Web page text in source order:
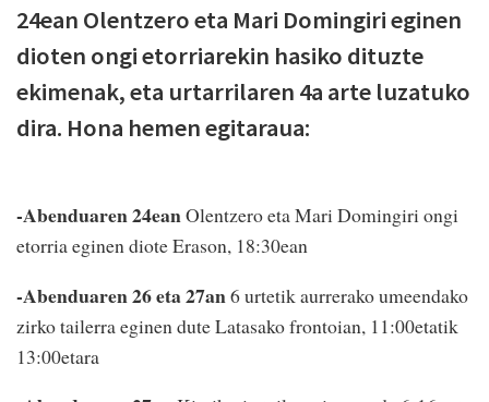
24ean Olentzero eta Mari Domingiri eginen
dioten ongi etorriarekin hasiko dituzte
ekimenak, eta urtarrilaren 4a arte luzatuko
dira. Hona hemen egitaraua:
-Abenduaren 24eanOlentzero eta Mari Domingiri ongi
etorria eginen diote Erason, 18:30ean
-Abenduaren 26 eta 27an6 urtetik aurrerako umeendako
zirko tailerra eginen dute Latasako frontoian, 11:00etatik
13:00etara